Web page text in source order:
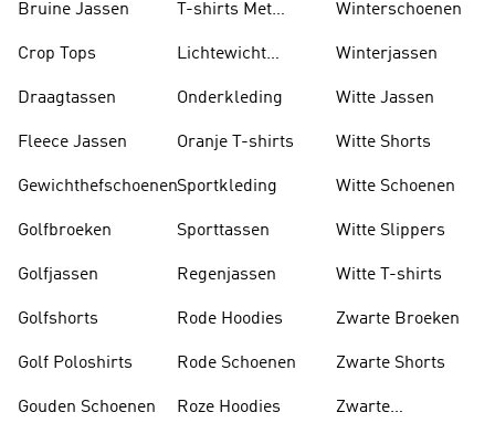
Bruine Jassen
Crop Tops
Draagtassen
Fleece Jassen
Gewichthefschoenen
Golfbroeken
Golfjassen
Golfshorts
Golf Poloshirts
Gouden Schoenen
T-shirts Met
Lichtewicht
Onderkleding
Oranje T-shirts
Sportkleding
Sporttassen
Regenjassen
Rode Hoodies
Rode Schoenen
Roze Hoodies
Winterschoenen
Winterjassen
Witte Jassen
Witte Shorts
Witte Schoenen
Witte Slippers
Witte T-shirts
Zwarte Broeken
Zwarte Shorts
Zwarte